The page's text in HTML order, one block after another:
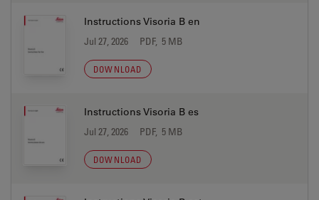
Instructions Visoria B en
Jul 27, 2026 PDF, 5 MB
DOWNLOAD
Instructions Visoria B es
Jul 27, 2026 PDF, 5 MB
DOWNLOAD